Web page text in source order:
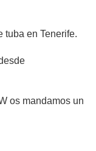
tuba en Tenerife.
os mandamos un